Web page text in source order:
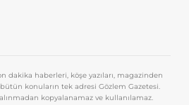
dakika haberleri, köşe yazıları, magazinden
konuların tek adresi Gözlem Gazetesi.
kopyalanamaz ve kullanılamaz.